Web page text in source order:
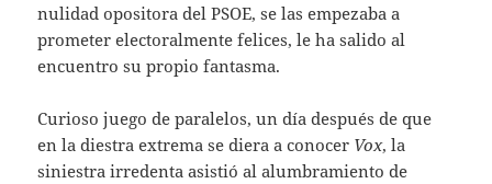
nulidad opositora del PSOE, se las empezaba a
prometer electoralmente felices, le ha salido al
encuentro su propio fantasma.
Curioso juego de paralelos, un día después de que
en la diestra extrema se diera a conocer Vox, la
siniestra irredenta asistió al alumbramiento de